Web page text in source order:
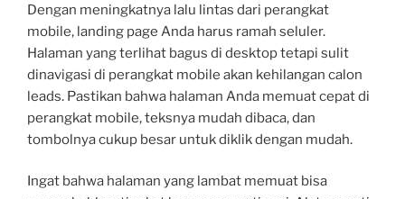
Dengan meningkatnya lalu lintas dari perangkat
mobile, landing page Anda harus ramah seluler.
Halaman yang terlihat bagus di desktop tetapi sulit
dinavigasi di perangkat mobile akan kehilangan calon
leads. Pastikan bahwa halaman Anda memuat cepat di
perangkat mobile, teksnya mudah dibaca, dan
tombolnya cukup besar untuk diklik dengan mudah.
Ingat bahwa halaman yang lambat memuat bisa